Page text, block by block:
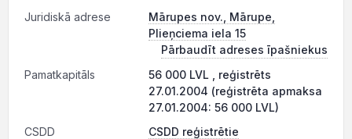
Juridiskā adrese
Mārupes nov., Mārupe,
Plieņciema iela 15
Pārbaudīt adreses īpašniekus
Pamatkapitāls
56 000 LVL , reģistrēts
27.01.2004 (reģistrēta apmaksa
27.01.2004: 56 000 LVL)
CSDD
CSDD reģistrētie